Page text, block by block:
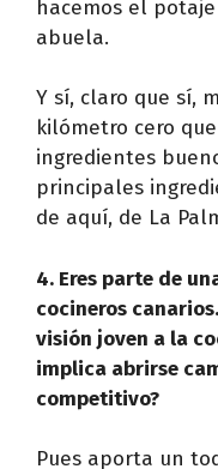
hacemos el
abuela.
Y sí, claro que sí,
kilómetro cero
ingredientes
principales
de aquí, de La
4. Eres parte de
cocineros
visión joven a la
implica abrirse
competitivo?
Pues aporta un